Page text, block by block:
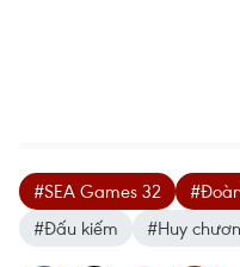
#SEA Games 32
#Đấu kiếm
#Huy